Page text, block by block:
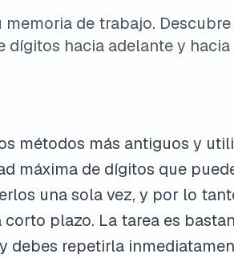
de trabajo.
dígitos hacia adelante y hacia
métodos más antiguos y
máxima de dígitos que
una sola vez, y por lo
plazo. La tarea es
debes repetirla